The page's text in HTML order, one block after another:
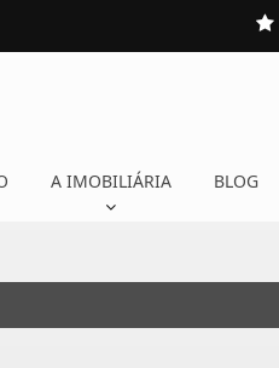
A IMOBILIÁRIA BLOG